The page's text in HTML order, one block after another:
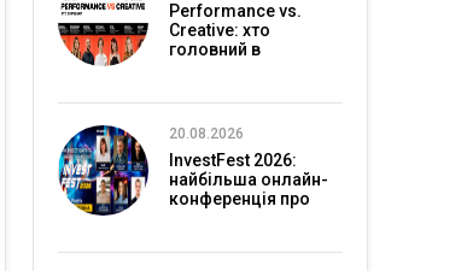
Performance vs.
Creative: хто
головний в
20.08.2026
InvestFest 2026:
найбільша онлайн-
конференція про